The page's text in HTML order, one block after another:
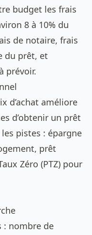
budget les frais
8 à 10% du
de notaire, frais
du prêt, et
prévoir.
d’achat améliore
d’obtenir un prêt
pistes : épargne
prêt
Zéro (PTZ) pour
: nombre de